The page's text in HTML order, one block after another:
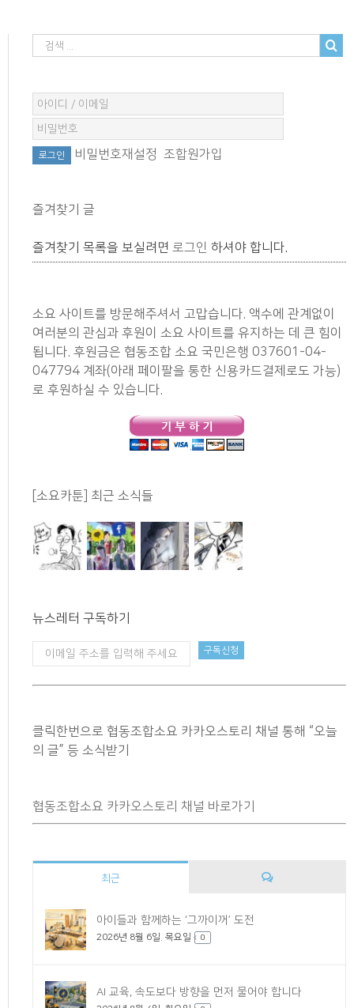
비밀번호재설정 조합원가입
즐겨찾기 글
즐겨찾기 목록을 보실려면 로그인 하셔야 합니다.
소요 사이트를 방문해주셔서 고맙습니다. 액수에 관계없이
여러분의 관심과 후원이 소요 사이트를 유지하는 데 큰 힘이
됩니다. 후원금은 협동조합 소요 국민은행 037601-04-
047794 계좌(아래 페이팔을 통한 신용카드결제로도 가능)
로 후원하실 수 있습니다.
[소요카툰] 최근 소식들
뉴스레터 구독하기
클릭한번으로 협동조합소요 카카오스토리 채널 통해 “오늘
의 글” 등 소식받기
협동조합소요 카카오스토리 채널 바로가기
최근
아이들과 함께하는 ‘그까이꺼’ 도전
2026년 8월 6일. 목요일 0
AI 교육, 속도보다 방향을 먼저 물어야 합니다